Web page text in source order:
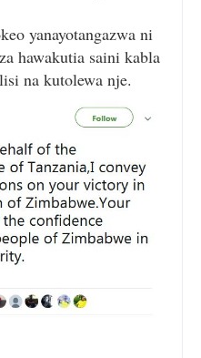
yanayotangazwa ni
hawakutia saini kabla
na kutolewa nje.